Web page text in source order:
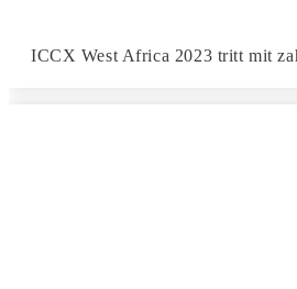
ICCX West Africa 2023 tritt mit